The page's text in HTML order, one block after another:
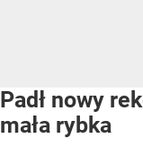
Padł nowy
mała rybka